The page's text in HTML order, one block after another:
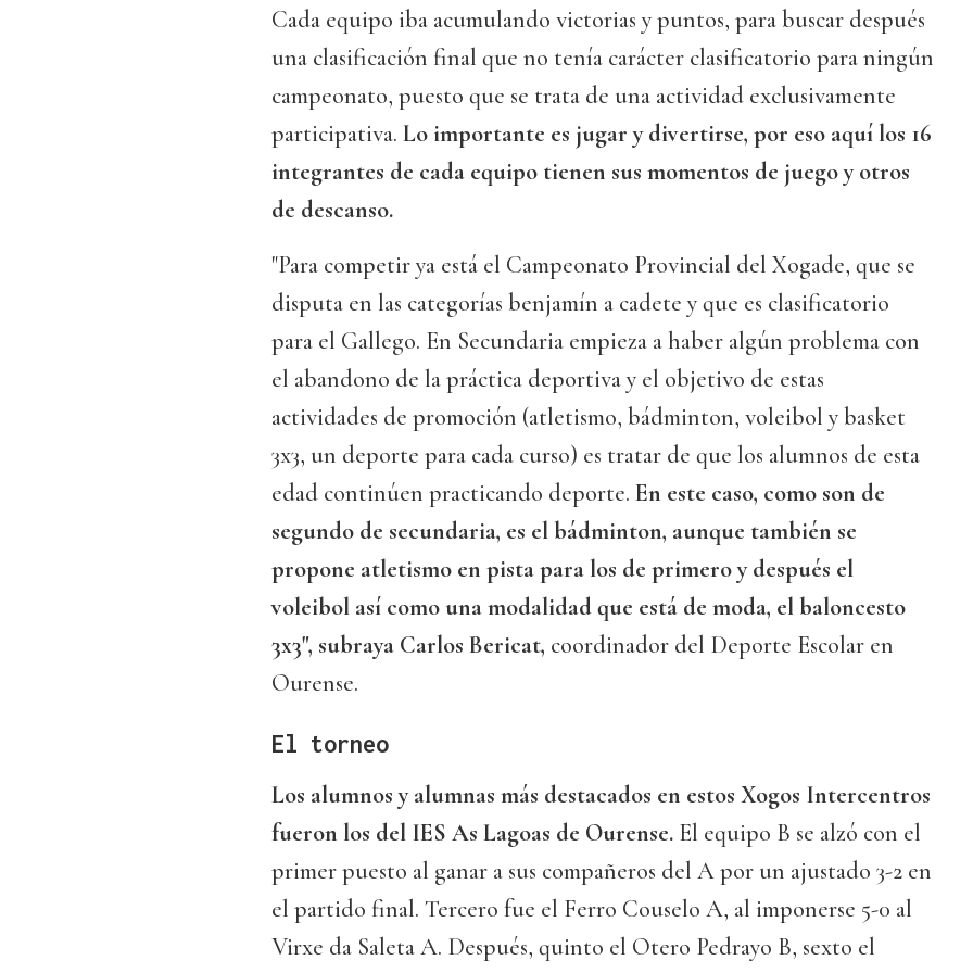
Cada equipo iba acumulando victorias y puntos, para buscar después
una clasificación final que no tenía carácter clasificatorio para ningún
campeonato, puesto que se trata de una actividad exclusivamente
participativa. Lo importante es jugar y divertirse, por eso aquí los 16
integrantes de cada equipo tienen sus momentos de juego y otros
de descanso.
"Para competir ya está el Campeonato Provincial del Xogade, que se
disputa en las categorías benjamín a cadete y que es clasificatorio
para el Gallego. En Secundaria empieza a haber algún problema con
el abandono de la práctica deportiva y el objetivo de estas
actividades de promoción (atletismo, bádminton, voleibol y basket
3x3, un deporte para cada curso) es tratar de que los alumnos de esta
edad continúen practicando deporte. En este caso, como son de
segundo de secundaria, es el bádminton, aunque también se
propone atletismo en pista para los de primero y después el
voleibol así como una modalidad que está de moda, el baloncesto
3x3", subraya Carlos Bericat, coordinador del Deporte Escolar en
Ourense.
El torneo
Los alumnos y alumnas más destacados en estos Xogos Intercentros
fueron los del IES As Lagoas de Ourense. El equipo B se alzó con el
primer puesto al ganar a sus compañeros del A por un ajustado 3-2 en
el partido final. Tercero fue el Ferro Couselo A, al imponerse 5-0 al
Virxe da Saleta A. Después, quinto el Otero Pedrayo B, sexto el